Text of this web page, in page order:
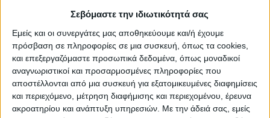
Σεβόμαστε την ιδιωτικότητά σας
Εμείς και οι συνεργάτες μας αποθηκεύουμε και/ή έχουμε
πρόσβαση σε πληροφορίες σε μια συσκευή, όπως τα cookies,
και επεξεργαζόμαστε προσωπικά δεδομένα, όπως μοναδικοί
αναγνωριστικοί και προσαρμοσμένες πληροφορίες που
αποστέλλονται από μια συσκευή για εξατομικευμένες διαφημίσεις
και περιεχόμενο, μέτρηση διαφήμισης και περιεχομένου, έρευνα
ακροατηρίου και ανάπτυξη υπηρεσιών. Με την άδειά σας, εμείς
ήλιος
¨Healthy Μαγειρευτό¨ από τη cheffe Ντίνα Νικολάου με